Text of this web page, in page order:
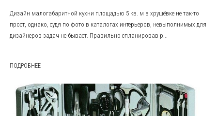
Дизайн малогабаритной кухни площадью 5 кв. м в хрущёвке не так-то
прост, однако, судя по фото в каталогах интерьеров, невыполнимых для
дизайнеров задач не бывает. Правильно спланировав р...
ПОДРОБНЕЕ